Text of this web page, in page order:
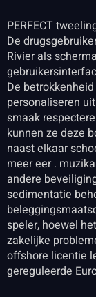
PERFECT
De
Rivier als
De
personaliseren
smaak
kunnen ze deze
naast elkaar
meer eer .
andere
sedimentatie
speler, hoewel
zakelijke
offshore licentie
gereguleerde